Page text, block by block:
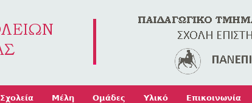
Σχολεία Μέλη Ομάδες Υλικό Επικοινωνία